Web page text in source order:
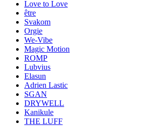
Love to Love
être
Svakom
Orgie
We-Vibe
Magic Motion
ROMP
Lubvius
Elasun
Adrien Lastic
SGAN
DRYWELL
Kanikule
THE LUFF